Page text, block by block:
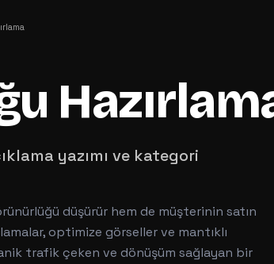
yazımı ve kategori
düşürür hem de müşterinin satın
optimize görseller ve mantıklı
trafik çeken ve dönüşüm sağlayan bir